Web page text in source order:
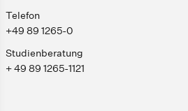
Telefon
+49 89 1265-0
Studienberatung
+ 49 89 1265-1121